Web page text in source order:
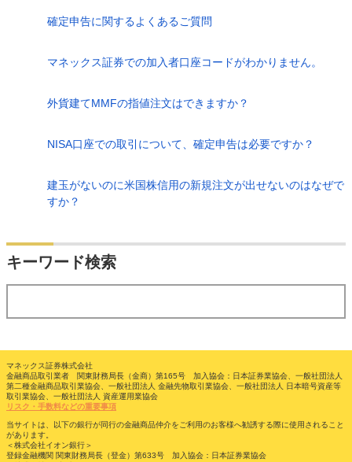
確定申告に関するよくあるご質問
マネックス証券での加入者口座コードがわかりません。
外貨建てMMFの指値注文はできますか？
NISA口座での取引について、確定申告は必要ですか？
建玉がないのに米国株信用の新規注文が出せないのはなぜで
すか？
キーワード検索
マネックス証券株式会社
金融商品取引業者 関東財務局長（金商）第165号 加入協会：日本証券業協会、一般社団法人
第二種金融商品取引業協会、一般社団法人 金融先物取引業協会、一般社団法人 日本暗号資産等
取引業協会、一般社団法人 資産運用業協会
リスク・手数料などの重要事項
当サイトは、以下の銀行が同行の金融商品仲介をご利用のお客様へ勧誘する際に使用されること
があります。
＜株式会社イオン銀行＞
登録金融機関 関東財務局長（登金）第633号 加入協会：日本証券業協会